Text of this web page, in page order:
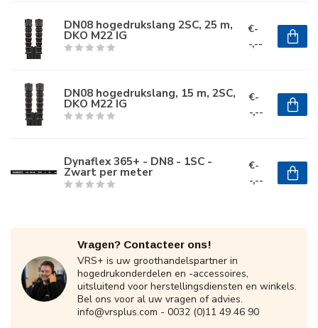
DN08 hogedrukslang 2SC, 25 m,
DKO M22 IG
€-
-,--
DN08 hogedrukslang, 15 m, 2SC,
DKO M22 IG
€-
-,--
Dynaflex 365+ - DN8 - 1SC -
Zwart per meter
€-
-,--
Vragen? Contacteer ons!
VRS+ is uw groothandelspartner in
hogedrukonderdelen en -accessoires,
uitsluitend voor herstellingsdiensten en winkels.
Bel ons voor al uw vragen of advies.
info@vrsplus.com - 0032 (0)11 49 46 90